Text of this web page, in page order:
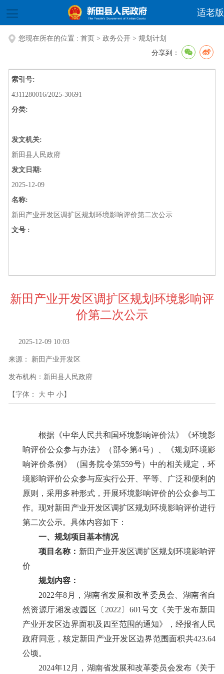
适老版
您现在所在的位置 : 首页 > 政务公开 > 规划计划
分享到：
索引号:
4311280016/2025-30691
分类:
发文机关:
新田县人民政府
发文日期:
2025-12-09
名称:
新田产业开发区调扩区规划环境影响评价第二次公示
文号 :
新田产业开发区调扩区规划环境影响评
价第二次公示
2025-12-09 10:03
来源： 新田产业开发区
发布机构： 新田县人民政府
【字体： 大 中 小】
根据《中华人民共和国环境影响评价法》《环境影
响评价公众参与办法》（部令第4号）、《规划环境影
响评价条例》（国务院令第559号）中的相关规定，环
境影响评价公众参与应实行公开、平等、广泛和便利的
原则，采用多种形式，开展环境影响评价的公众参与工
作。现对新田产业开发区调扩区规划环境影响评价进行
第二次公示。 具体内容如下：
一、规划项目基本情况
项目名称： 新田产业开发区调扩区规划环境影响评
价
规划内容 ：
2022年8 月，湖南省发展和改革委员会、湖南省自
然资源厅湘发改园区〔 2022 〕 601号文《关于发布新田
产业开发区边界面积及四至范围的通知》，经报省人民
政府同意，核定新田产业开发区边界范围面积共423.64
公顷。
2024年12 月，湖南省发展和改革委员会发布《关于